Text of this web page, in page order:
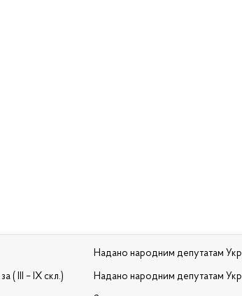
( III – IX скл.)
Надано народним депутатам
Надано народним депутатам